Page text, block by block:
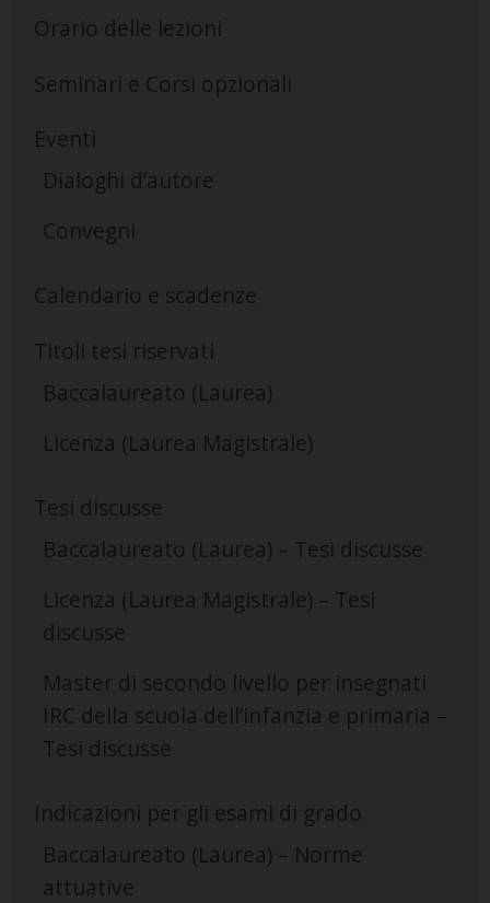
Orario delle lezioni
Seminari e Corsi opzionali
Eventi
Dialoghi d’autore
Convegni
Calendario e scadenze
Titoli tesi riservati
Baccalaureato (Laurea)
Licenza (Laurea Magistrale)
Tesi discusse
Baccalaureato (Laurea) – Tesi discusse
Licenza (Laurea Magistrale) – Tesi
discusse
Master di secondo livello per insegnati
IRC della scuola dell’infanzia e primaria –
Tesi discusse
Indicazioni per gli esami di grado
Baccalaureato (Laurea) – Norme
attuative